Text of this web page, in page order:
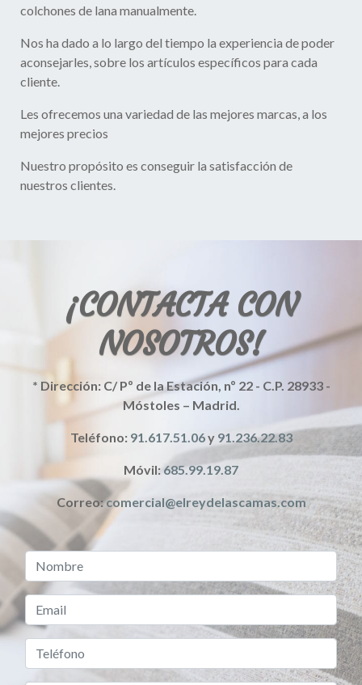
colchones de lana manualmente.
Nos ha dado a lo largo del tiempo la experiencia de poder
aconsejarles, sobre los artículos específicos para cada
cliente.
Les ofrecemos una variedad de las mejores marcas, a los
mejores precios
Nuestro propósito es conseguir la satisfacción de
nuestros clientes.
¡CONTACTA CON
NOSOTROS!
* Dirección: C/ Pº de la Estación, nº 22 - C.P. 28933 -
Móstoles – Madrid.
Teléfono: 91.617.51.06y 91.236.22.83
Móvil: 685.99.19.87
Correo:comercial@elreydelascamas.com